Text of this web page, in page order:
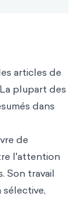
articles de
plupart des
dans
de
l'attention
Son travail